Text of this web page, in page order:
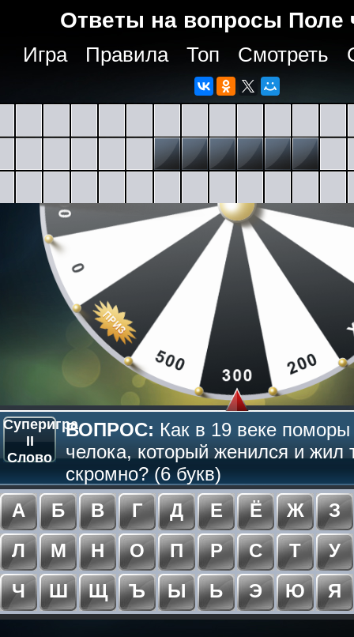
Ответы на вопросы Поле
Игра Правила Топ Смотреть
Суперигра
II
Слово
ВОПРОС: Как в 19 веке
челока, который женился и жил
скромно? (6 букв)
А
Б В Г Д Е Ё Ж
З
Л
М Н О П Р С Т
У
Ч
Ш Щ Ъ Ы Ь Э Ю Я